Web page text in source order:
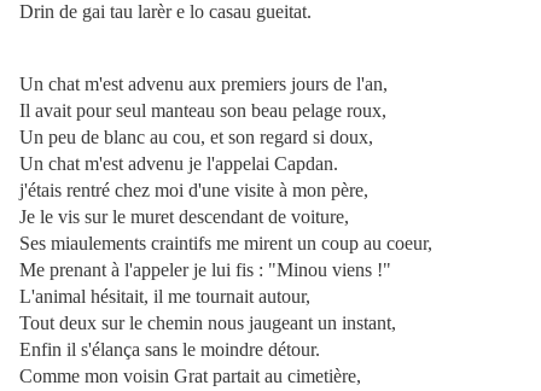
Drin de gai tau larèr e lo casau gueitat.
Un chat m'est advenu aux premiers jours de l'an,
Il avait pour seul manteau son beau pelage roux,
Un peu de blanc au cou, et son regard si doux,
Un chat m'est advenu je l'appelai Capdan.
j'étais rentré chez moi d'une visite à mon père,
Je le vis sur le muret descendant de voiture,
Ses miaulements craintifs me mirent un coup au coeur,
Me prenant à l'appeler je lui fis : "Minou viens !"
L'animal hésitait, il me tournait autour,
Tout deux sur le chemin nous jaugeant un instant,
Enfin il s'élança sans le moindre détour.
Comme mon voisin Grat partait au cimetière,